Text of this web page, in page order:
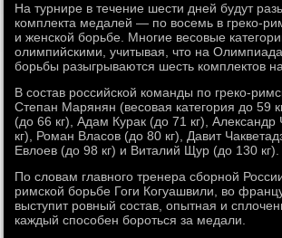
На турнире в течение шести дней будут
комплекта медалей — по восемь в греко-
и женской борьбе. Многие весовые
олимпийскими, учитывая, что на
борьбы разыгрываются шесть комплектов
В состав российской команды по греко-
Степан Марянян (весовая категория до 59
(до 66 кг), Адам Курак (до 71 кг), Александр
кг), Роман Власов (до 80 кг), Давит
Евлоев (до 98 кг) и Виталий Щур (до 130 кг).
По словам главного тренера сборной
римской борьбе Гоги Когуашвили, во
выступит ровный состав, опытная и
каждый способен бороться за медали.